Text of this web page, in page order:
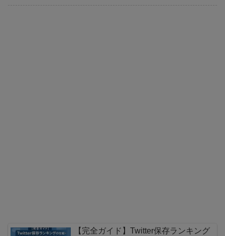
【完全ガイド】Twitter保存ランキング